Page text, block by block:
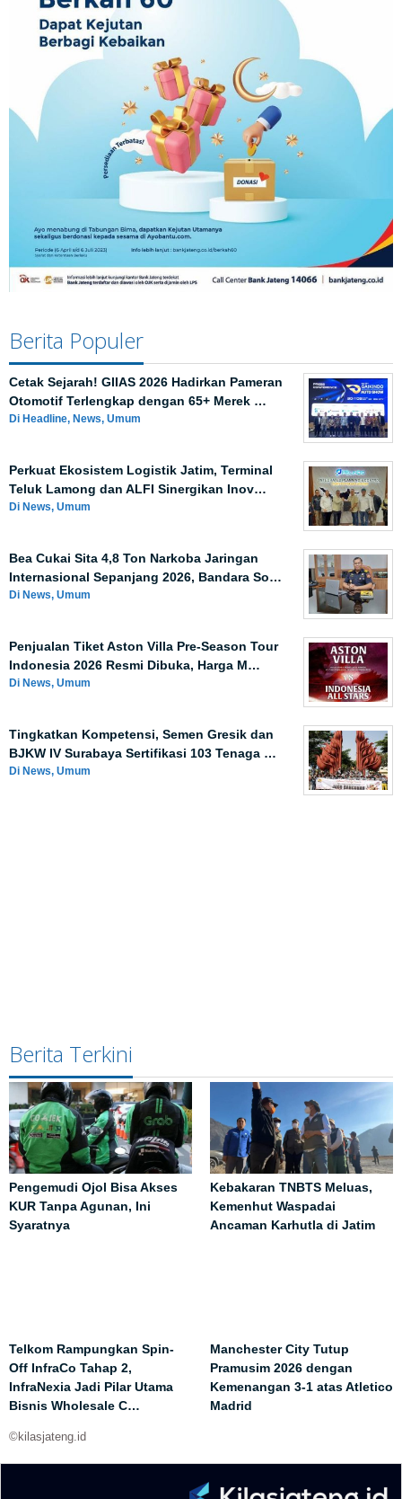
Berita Populer
Cetak Sejarah! GIIAS 2026 Hadirkan Pameran
Otomotif Terlengkap dengan 65+ Merek …
Di Headline, News, Umum
Perkuat Ekosistem Logistik Jatim, Terminal
Teluk Lamong dan ALFI Sinergikan Inov…
Di News, Umum
Bea Cukai Sita 4,8 Ton Narkoba Jaringan
Internasional Sepanjang 2026, Bandara So…
Di News, Umum
Penjualan Tiket Aston Villa Pre-Season Tour
Indonesia 2026 Resmi Dibuka, Harga M…
Di News, Umum
Tingkatkan Kompetensi, Semen Gresik dan
BJKW IV Surabaya Sertifikasi 103 Tenaga …
Di News, Umum
Berita Terkini
Pengemudi Ojol Bisa Akses
KUR Tanpa Agunan, Ini
Syaratnya
Kebakaran TNBTS Meluas,
Kemenhut Waspadai
Ancaman Karhutla di Jatim
Telkom Rampungkan Spin-
Off InfraCo Tahap 2,
InfraNexia Jadi Pilar Utama
Bisnis Wholesale C…
Manchester City Tutup
Pramusim 2026 dengan
Kemenangan 3-1 atas Atletico
Madrid
©kilasjateng.id